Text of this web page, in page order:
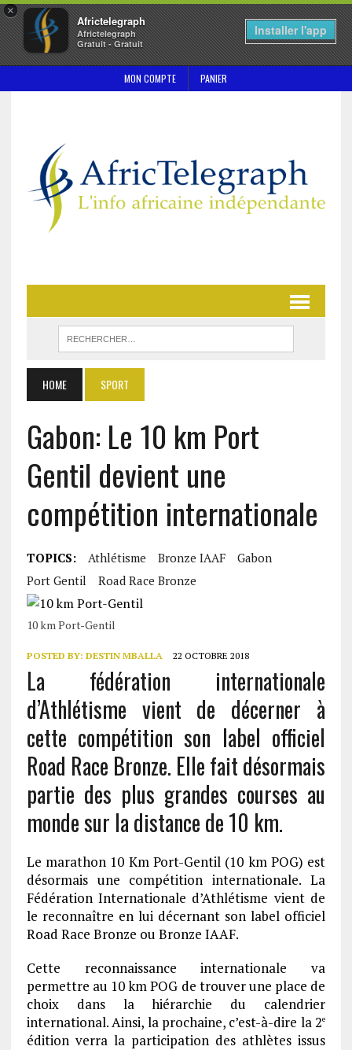
×
Africtelegraph
Africtelegraph
Gratuit - Gratuit
Installer l'app
MON COMPTE PANIER
HOME SPORT
Gabon: Le 10 km Port
Gentil devient une
compétition internationale
TOPICS: Athlétisme Bronze IAAF
Gabon
Port Gentil
Road Race Bronze
10 km Port-Gentil
POSTED BY: DESTIN MBALLA 22 OCTOBRE 2018
La fédération internationale
d’Athlétisme vient de décerner à
cette compétition son label officiel
Road Race Bronze. Elle fait désormais
partie des plus grandes courses au
monde sur la distance de 10 km.
Le marathon 10 Km Port-Gentil (10 km POG) est
désormais une compétition internationale. La
Fédération Internationale d’Athlétisme vient de
le reconnaître en lui décernant son label officiel
Road Race Bronze ou Bronze IAAF.
Cette reconnaissance internationale va
permettre au 10 km POG de trouver une place de
choix dans la hiérarchie du calendrier
international. Ainsi, la prochaine, c’est-à-dire la 2e
édition verra la participation des athlètes issus